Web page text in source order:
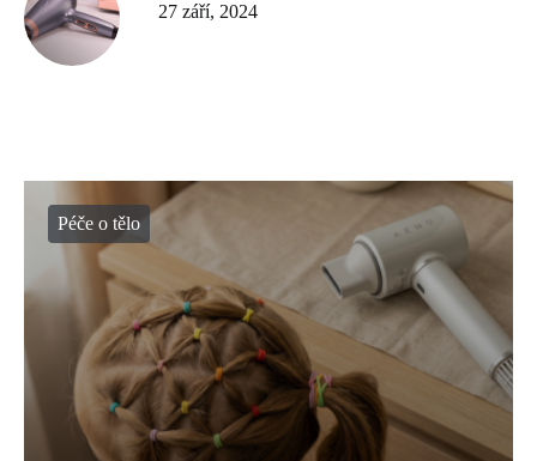
27 září, 2024
Péče o tělo